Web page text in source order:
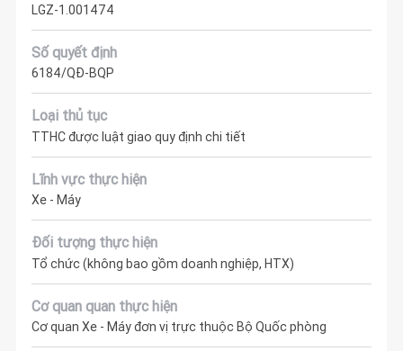
LGZ-1.001474
Số quyết định
6184/QĐ-BQP
Loại thủ tục
TTHC được luật giao quy định chi tiết
Lĩnh vực thực hiện
Xe - Máy
Đối tượng thực hiện
Tổ chức (không bao gồm doanh nghiệp, HTX)
Cơ quan quan thực hiện
Cơ quan Xe - Máy đơn vị trực thuộc Bộ Quốc phòng